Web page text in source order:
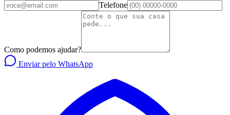
Telefone
Como podemos ajudar?
Enviar pelo WhatsApp